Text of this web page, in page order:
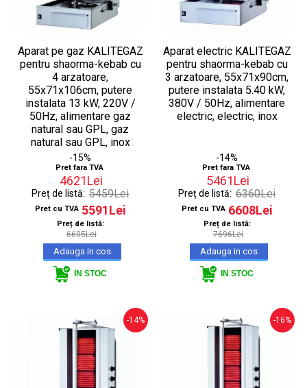
Aparat pe gaz KALITEGAZ
pentru shaorma-kebab cu
4 arzatoare,
55x71x106cm, putere
instalata 13 kW, 220V /
50Hz, alimentare gaz
natural sau GPL, gaz
natural sau GPL, inox
-15%
Pret fara TVA
4621Lei
Preț de listă: 5459Lei
Pret cu TVA 5591Lei
Preț de listă:
6605Lei
IN STOC
Aparat electric KALITEGAZ
pentru shaorma-kebab cu
3 arzatoare, 55x71x90cm,
putere instalata 5.40 kW,
380V / 50Hz, alimentare
electric, electric, inox
-14%
Pret fara TVA
5461Lei
Preț de listă: 6360Lei
Pret cu TVA 6608Lei
Preț de listă:
7696Lei
IN STOC
-14% -16%